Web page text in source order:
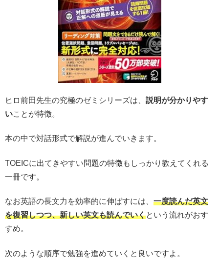
ヒロ前田先生の究極のゼミシリーズは、 説明が分かりやす
いことが特徴。
本の中で対話形式で解説が進んでいきます。
TOEICに出てきやすい問題の特徴もしっかり教えてくれる
一冊です。
なお英語の長文力を効率的に伸ばすには、 一度読んだ英文
を復習しつつ、新しい英文も読んでいくという流れがおす
すめ。
次のような順序で勉強を進めていくと良いですよ。